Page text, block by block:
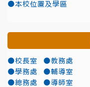
●本校位置及學區
●校長室
●教務處
●學務處
●輔導室
●總務處
●導師室